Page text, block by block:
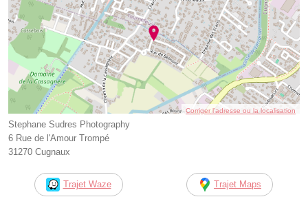
Corriger l’adresse ou la localisation
Stephane Sudres Photography
6 Rue de l'Amour Trompé
31270 Cugnaux
Trajet Waze Trajet Maps